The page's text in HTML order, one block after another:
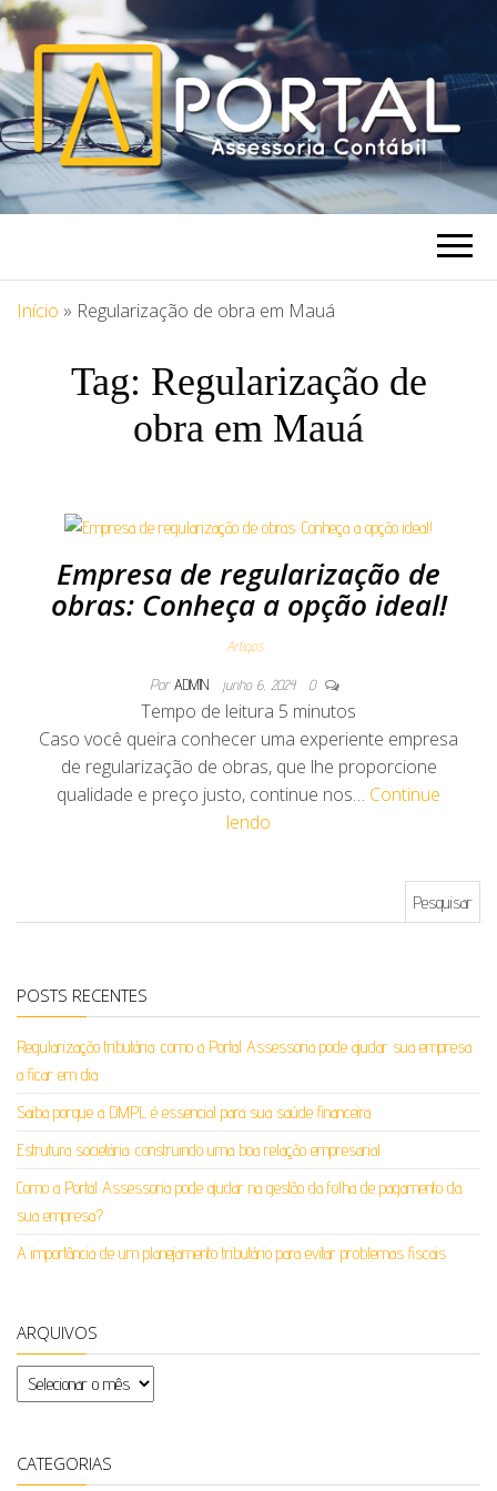
PORTAL
ASSESSORIA
Blog Portal Assessoria
Início » Regularização de obra em Mauá
Tag: Regularização de
obra em Mauá
Empresa de regularização de
obras: Conheça a opção ideal!
Artigos
Por ADMIN junho 6, 2024 0
Tempo de leitura 5 minutos
Caso você queira conhecer uma experiente empresa
de regularização de obras, que lhe proporcione
qualidade e preço justo, continue nos… Continue
lendo
POSTS RECENTES
Regularização tributária: como a Portal Assessoria pode ajudar sua empresa
a ficar em dia
Saiba porque a DMPL é essencial para sua saúde financeira
Estrutura societária: construindo uma boa relação empresarial
Como a Portal Assessoria pode ajudar na gestão da folha de pagamento da
sua empresa?
A importância de um planejamento tributário para evitar problemas fiscais
ARQUIVOS
Arquivos
CATEGORIAS